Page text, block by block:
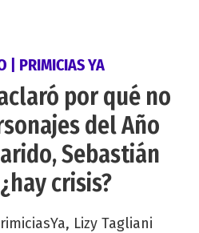
| PRIMICIAS YA
por qué no
del Año
Sebastián
crisis?
Lizy Tagliani